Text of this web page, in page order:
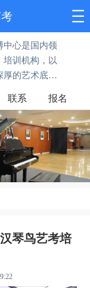
中心是国内领
培训机构，以
厚的艺术底蕴
还能够优先接
联系 报名
琴鸟艺考培